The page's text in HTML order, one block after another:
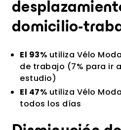
domicilio-
El 93% utiliza Vélo
de trabajo (7% para ir
estudio)
El 47% utiliza Vélo
todos los días